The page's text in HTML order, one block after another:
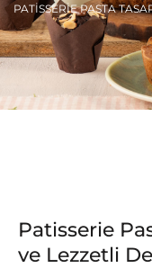
PATISSERIE PASTA
Patisserie
ve Lezzetli